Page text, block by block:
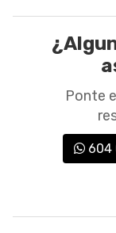
Ponte
604